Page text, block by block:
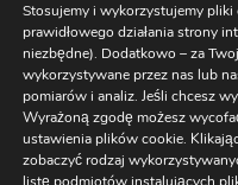
W czerwcu 2026 r.
zmiany wynikające z
Stosujemy i wykorzystujemy
prawidłowego działania strony
niezbędne). Dodatkowo – za
wykorzystywane przez nas lub
pomiarów i analiz. Jeśli chcesz
Wyrażoną zgodę możesz
ustawienia plików cookie.
zobaczyć rodzaj